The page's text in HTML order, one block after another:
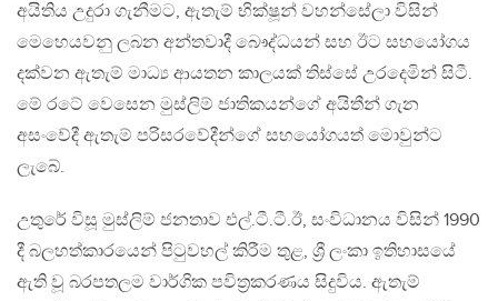
අයිතිය උදුරා ගැනීමට, ඇතැම් භික්ෂූන් වහන්සේලා විසින්
මෙහෙයවනු ලබන අන්තවාදී බෞද්ධයන් සහ ඊට සහයෝගය
දක්වන ඇතැම් මාධ්‍ය ආයතන කාලයක් තිස්සේ උරදෙමින් සිටී.
මේ රටේ වෙසෙන මුස්ලිම් ජාතිකයන්ගේ අයිතීන් ගැන
අසංවේදී ඇතැම් පරිසරවේදීන්ගේ සහයෝගයත් මොවුන්ට
ලැබේ.
උතුරේ විසූ මුස්ලිම් ජනතාව එල්.ටී.ටී.ඊ, සංවිධානය විසින් 1990
දී බලහත්කාරයෙන් පිටුවහල් කිරීම තුළ, ශ්‍රී ලංකා ඉතිහාසයේ
ඇති වූ බරපතලම වාර්ගික පවිත්‍රකරණය සිදුවිය. ඇතැම්